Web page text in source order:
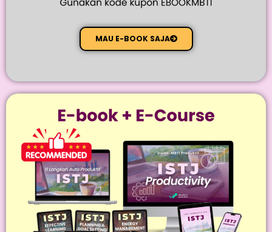
MAU E-BOOK SAJA